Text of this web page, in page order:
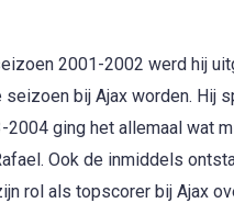
2001-2002 werd hij
bij Ajax worden. Hij
ging het allemaal wat
Ook de inmiddels
rol als topscorer bij Ajax